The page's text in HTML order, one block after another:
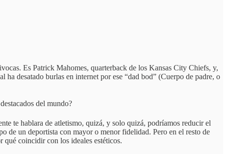
Es Patrick Mahomes, quarterback de los Kansas City Chiefs, y,
desatado burlas en internet por ese “dad bod” (Cuerpo de padre, o
del mundo?
te hablara de atletismo, quizá, y solo quizá, podríamos reducir el
de un deportista con mayor o menor fidelidad. Pero en el resto de
qué coincidir con los ideales estéticos.